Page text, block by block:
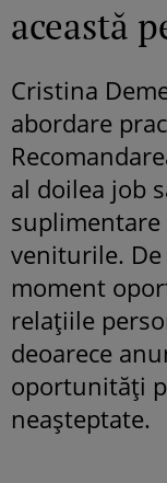
această
Cristina
abordare
al doilea job
suplimentare
veniturile. De
moment
relațiile
deoarece
oportunități
neașteptate.